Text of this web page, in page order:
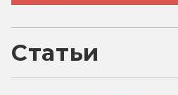
Статьи